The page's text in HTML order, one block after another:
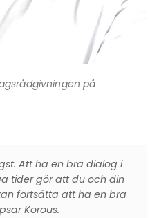
på
Att ha en bra dialog i
tider gör att du och din
fortsätta att ha en bra
Korous.